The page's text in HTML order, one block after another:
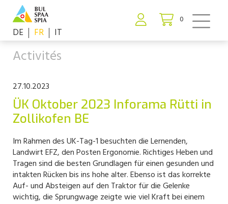
0
DE FR IT
Activités
27.10.2023
ÜK Oktober 2023 Inforama Rütti in
Zollikofen BE
Im Rahmen des UK-Tag-1 besuchten die Lernenden,
Landwirt EFZ, den Posten Ergonomie. Richtiges Heben und
Tragen sind die besten Grundlagen für einen gesunden und
intakten Rücken bis ins hohe alter. Ebenso ist das korrekte
Auf- und Absteigen auf den Traktor für die Gelenke
wichtig, die Sprungwage zeigte wie viel Kraft bei einem